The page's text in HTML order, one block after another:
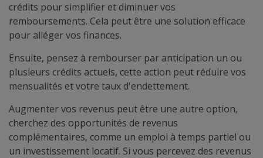
crédits pour simplifier et diminuer vos
remboursements. Cela peut être une solution efficace
pour alléger vos finances.
Ensuite, pensez à rembourser par anticipation un ou
plusieurs crédits actuels, cette action peut réduire vos
mensualités et votre taux d'endettement.
Augmenter vos revenus peut être une autre option,
cherchez des opportunités de revenus
complémentaires, comme un emploi à temps partiel ou
un investissement locatif. Si vous percevez des revenus